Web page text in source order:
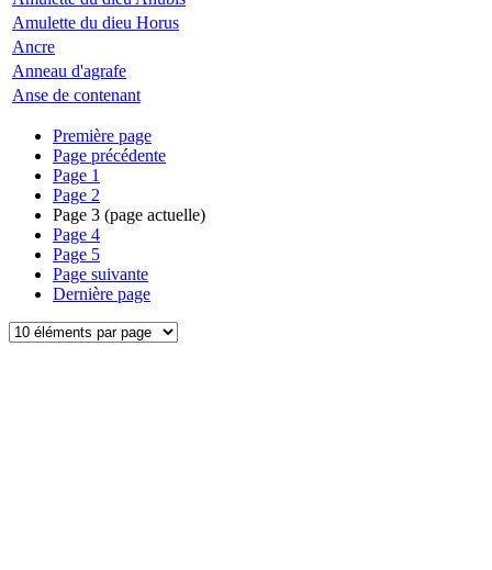
Amulette du dieu Horus
Ancre
Anneau d'agrafe
Anse de contenant
Première page
Page précédente
Page 1
Page 2
Page 3 (page actuelle)
Page 4
Page 5
Page suivante
Dernière page